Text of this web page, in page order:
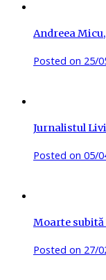
Andreea
Posted on 25/
Jurnalistul
Posted on 05/
Moarte subită
Posted on 27/